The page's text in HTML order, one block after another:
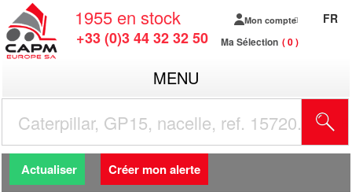
1955 en stock
+33 (0)3 44 32 32 50
Mon compte
Ma Sélection 0
FR
MENU
Actualiser Créer mon alerte